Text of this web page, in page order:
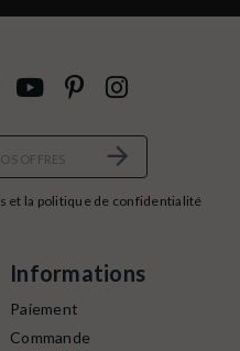
et la politique de confidentialité
Informations
Paiement
Commande